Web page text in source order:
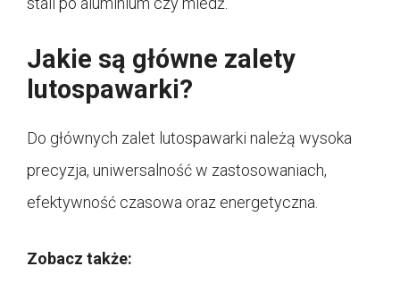
Jakie są główne zalety
lutospawarki?
Do głównych zalet lutospawarki należą wysoka
precyzja, uniwersalność w zastosowaniach,
efektywność czasowa oraz energetyczna.
Zobacz także: